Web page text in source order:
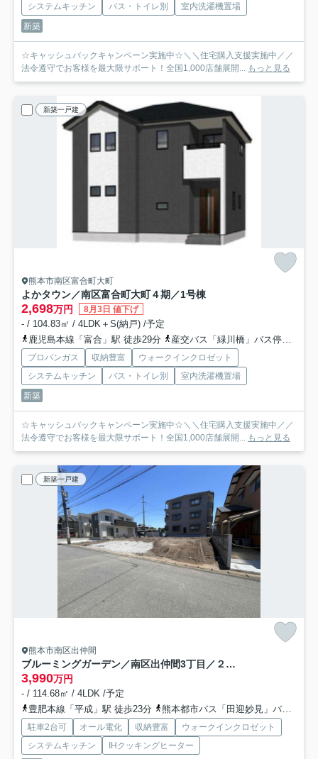
システムキッチン
バス・トイレ別
室内洗濯機置場
新築
☆キャッシュバックキャンペーン実施中☆＼＼住宅購入支援実施中／／
法令遵守でお客様を最大限サポート！全国1,000店舗展開...
もっと見る
新築一戸建
熊本市南区富合町大町
よかタウン／南区富合町大町４期／1号棟
2,698万円 8月3日 値下げ
- / 104.83㎡ / 4LDK＋S(納戸) /予定
鹿児島本線「富合」駅 徒歩29分
産交バス「緑川橋」バス停下車 徒歩15分
プロパンガス 収納豊富
ウォークインクロゼット
システムキッチン
バス・トイレ別
室内洗濯機置場
新築
☆キャッシュバックキャンペーン実施中☆＼＼住宅購入支援実施中／／
法令遵守でお客様を最大限サポート！全国1,000店舗展開...
もっと見る
新築一戸建
熊本市南区出仲間
ブルーミングガーデン／南区出仲間3丁目／２号棟
3,990万円
- / 114.68㎡ / 4LDK /予定
豊肥本線「平成」駅 徒歩23分
熊本都市バス「田迎妙見」バス停下車 徒歩5分
駐車2台可 オール電化 収納豊富
ウォークインクロゼット
システムキッチン
IHクッキングヒーター